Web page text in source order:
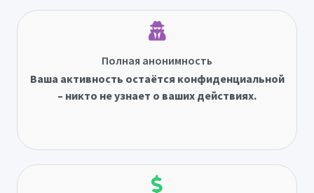
Полная анонимность
Ваша активность остаётся конфиденциальной
– никто не узнает о ваших действиях.